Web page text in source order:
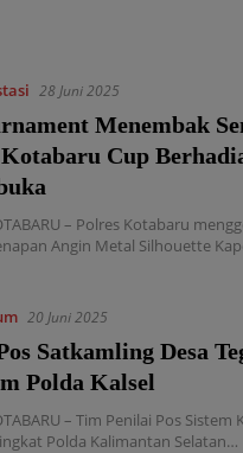
28 Juni 2025
Menembak
Cup
– Polres Kotabaru
Angin Metal Silhouette
20 Juni 2025
Satkamling Desa
Polda Kalsel
– Tim Penilai Pos
Polda Kalimantan Selatan…